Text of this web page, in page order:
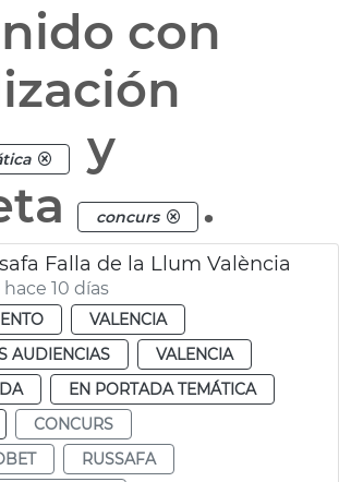
con
y
concurs .
Falla de la Llum València
10 días
VALENCIA
AUDIENCIAS
VALENCIA
EN PORTADA TEMÁTICA
CONCURS
RUSSAFA